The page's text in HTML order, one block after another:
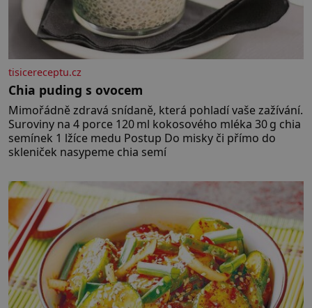
tisicereceptu.cz
Chia puding s ovocem
Mimořádně zdravá snídaně, která pohladí vaše zažívání.
Suroviny na 4 porce 120 ml kokosového mléka 30 g chia
semínek 1 lžíce medu Postup Do misky či přímo do
skleniček nasypeme chia semí